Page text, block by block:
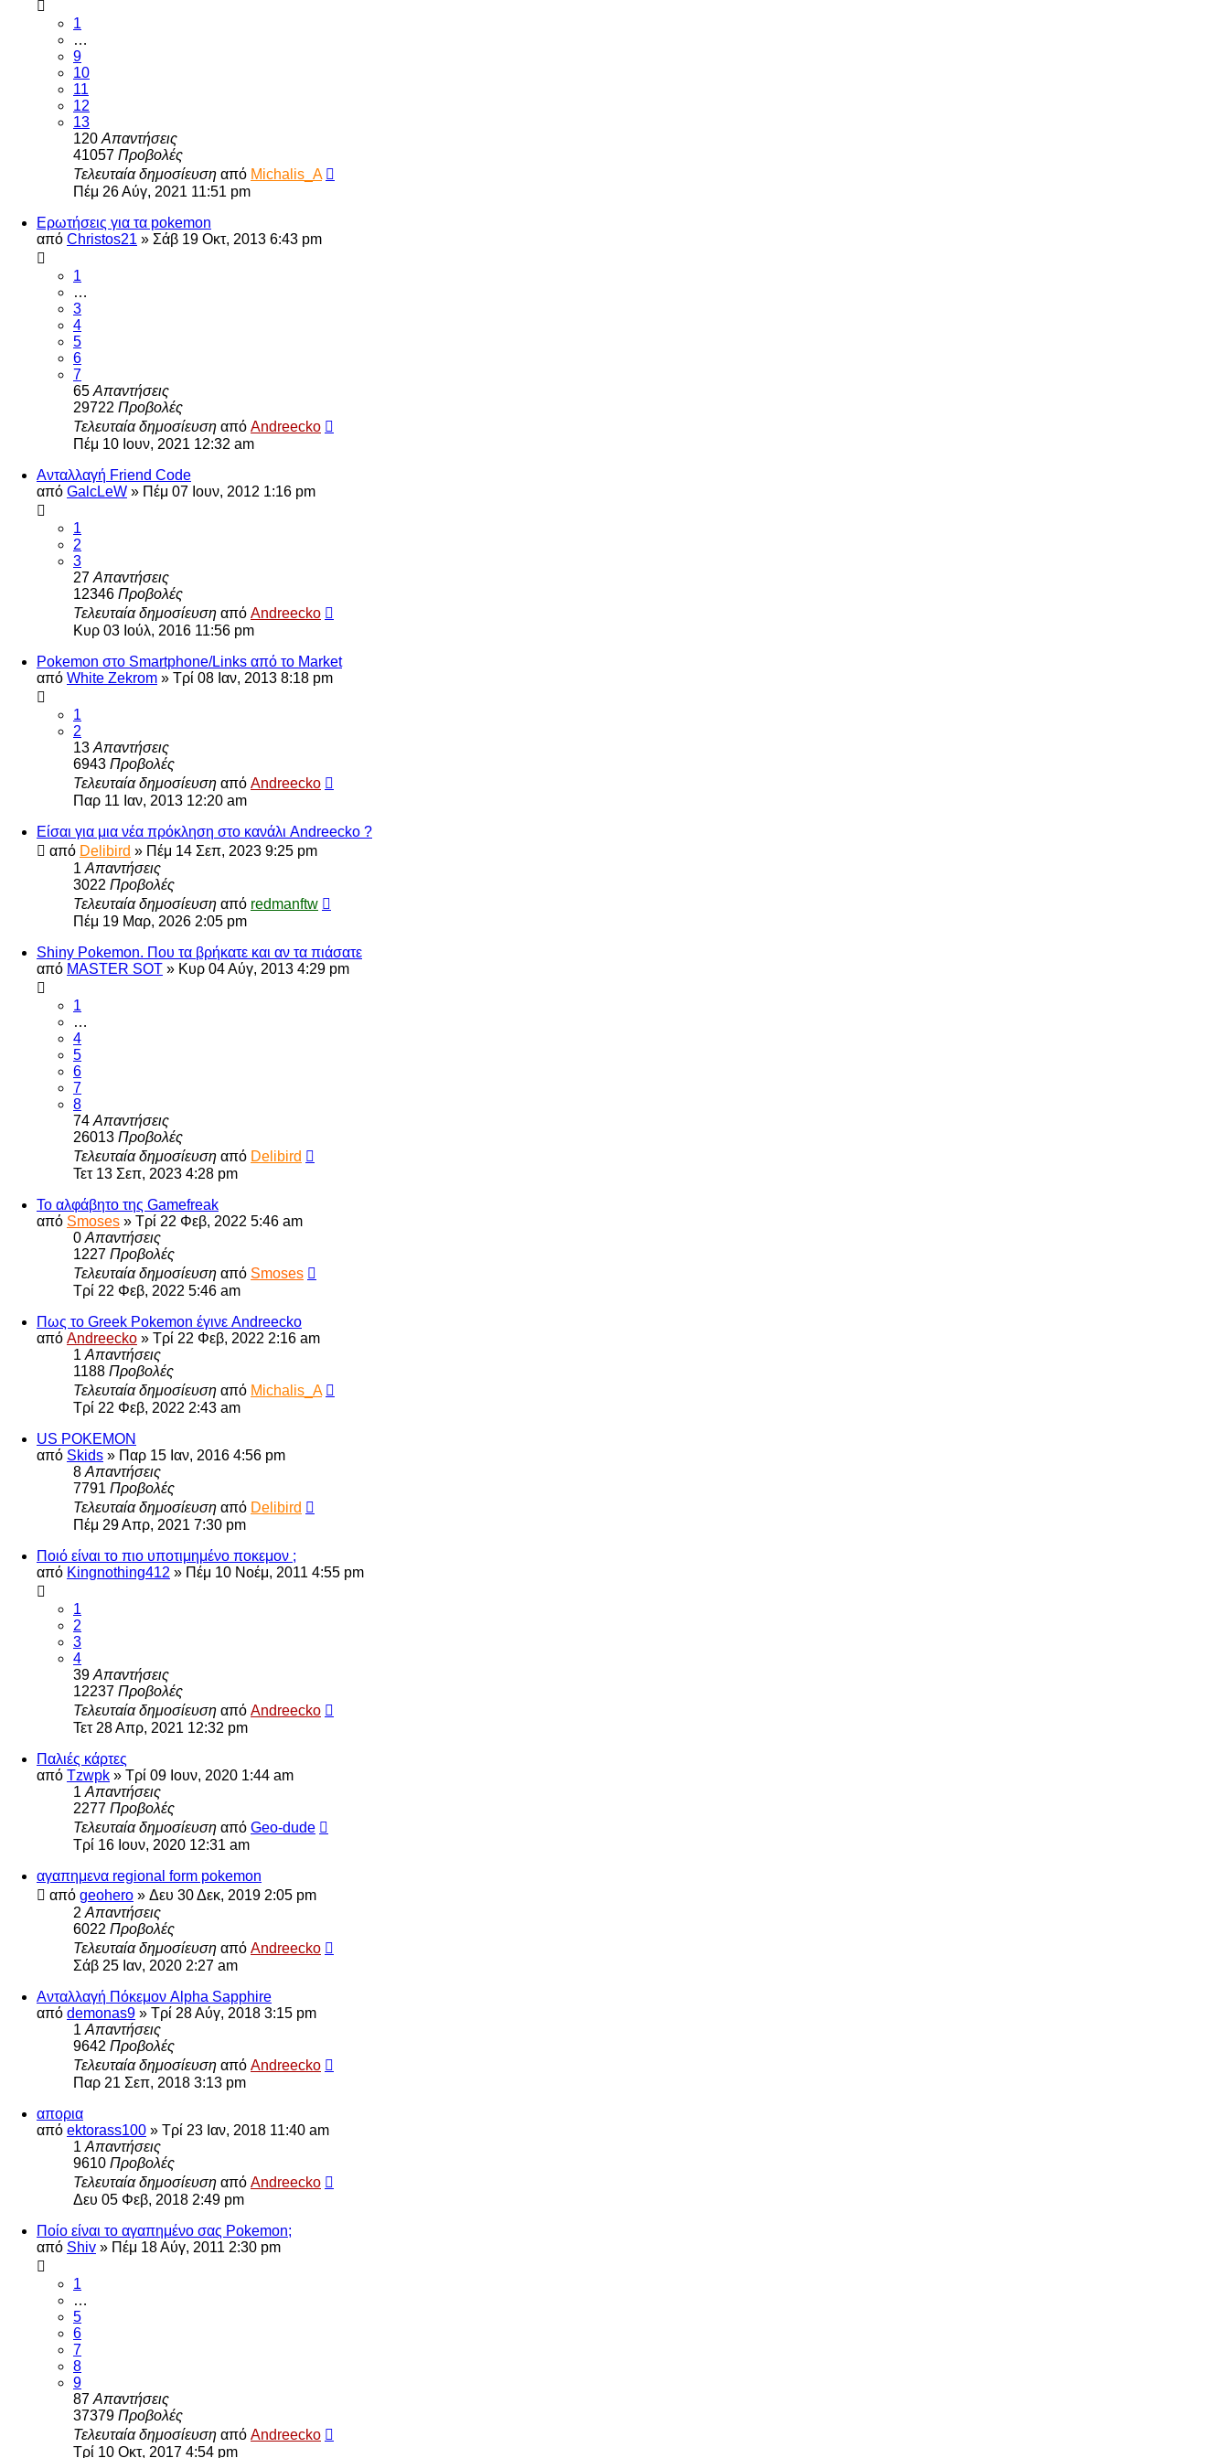
1
…
9
10
11
12
13
120 Απαντήσεις
41057 Προβολές
Τελευταία δημοσίευση από Michalis_A
Πέμ 26 Αύγ, 2021 11:51 pm
Ερωτήσεις για τα pokemon
από Christos21 » Σάβ 19 Οκτ, 2013 6:43 pm
1
…
3
4
5
6
7
65 Απαντήσεις
29722 Προβολές
Τελευταία δημοσίευση από Andreecko
Πέμ 10 Ιουν, 2021 12:32 am
Ανταλλαγή Friend Code
από GalcLeW » Πέμ 07 Ιουν, 2012 1:16 pm
1
2
3
27 Απαντήσεις
12346 Προβολές
Τελευταία δημοσίευση από Andreecko
Κυρ 03 Ιούλ, 2016 11:56 pm
Pokemon στο Smartphone/Links από το Market
από White Zekrom » Τρί 08 Ιαν, 2013 8:18 pm
1
2
13 Απαντήσεις
6943 Προβολές
Τελευταία δημοσίευση από Andreecko
Παρ 11 Ιαν, 2013 12:20 am
Είσαι για μια νέα πρόκληση στο κανάλι Andreecko ?
από Delibird » Πέμ 14 Σεπ, 2023 9:25 pm
1 Απαντήσεις
3022 Προβολές
Τελευταία δημοσίευση από redmanftw
Πέμ 19 Μαρ, 2026 2:05 pm
Shiny Pokemon. Που τα βρήκατε και αν τα πιάσατε
από MASTER SOT » Κυρ 04 Αύγ, 2013 4:29 pm
1
…
4
5
6
7
8
74 Απαντήσεις
26013 Προβολές
Τελευταία δημοσίευση από Delibird
Τετ 13 Σεπ, 2023 4:28 pm
Το αλφάβητο της Gamefreak
από Smoses » Τρί 22 Φεβ, 2022 5:46 am
0 Απαντήσεις
1227 Προβολές
Τελευταία δημοσίευση από Smoses
Τρί 22 Φεβ, 2022 5:46 am
Πως το Greek Pokemon έγινε Andreecko
από Andreecko » Τρί 22 Φεβ, 2022 2:16 am
1 Απαντήσεις
1188 Προβολές
Τελευταία δημοσίευση από Michalis_A
Τρί 22 Φεβ, 2022 2:43 am
US POKEMON
από Skids » Παρ 15 Ιαν, 2016 4:56 pm
8 Απαντήσεις
7791 Προβολές
Τελευταία δημοσίευση από Delibird
Πέμ 29 Απρ, 2021 7:30 pm
Ποιό είναι το πιο υποτιμημένο ποκεμον ;
από Kingnothing412 » Πέμ 10 Νοέμ, 2011 4:55 pm
1
2
3
4
39 Απαντήσεις
12237 Προβολές
Τελευταία δημοσίευση από Andreecko
Τετ 28 Απρ, 2021 12:32 pm
Παλιές κάρτες
από Tzwpk » Τρί 09 Ιουν, 2020 1:44 am
1 Απαντήσεις
2277 Προβολές
Τελευταία δημοσίευση από Geo-dude
Τρί 16 Ιουν, 2020 12:31 am
αγαπημενα regional form pokemon
από geohero » Δευ 30 Δεκ, 2019 2:05 pm
2 Απαντήσεις
6022 Προβολές
Τελευταία δημοσίευση από Andreecko
Σάβ 25 Ιαν, 2020 2:27 am
Ανταλλαγή Πόκεμον Alpha Sapphire
από demonas9 » Τρί 28 Αύγ, 2018 3:15 pm
1 Απαντήσεις
9642 Προβολές
Τελευταία δημοσίευση από Andreecko
Παρ 21 Σεπ, 2018 3:13 pm
απορια
από ektorass100 » Τρί 23 Ιαν, 2018 11:40 am
1 Απαντήσεις
9610 Προβολές
Τελευταία δημοσίευση από Andreecko
Δευ 05 Φεβ, 2018 2:49 pm
Ποίο είναι το αγαπημένο σας Pokemon;
από Shiv » Πέμ 18 Αύγ, 2011 2:30 pm
1
…
5
6
7
8
9
87 Απαντήσεις
37379 Προβολές
Τελευταία δημοσίευση από Andreecko
Τρί 10 Οκτ, 2017 4:54 pm